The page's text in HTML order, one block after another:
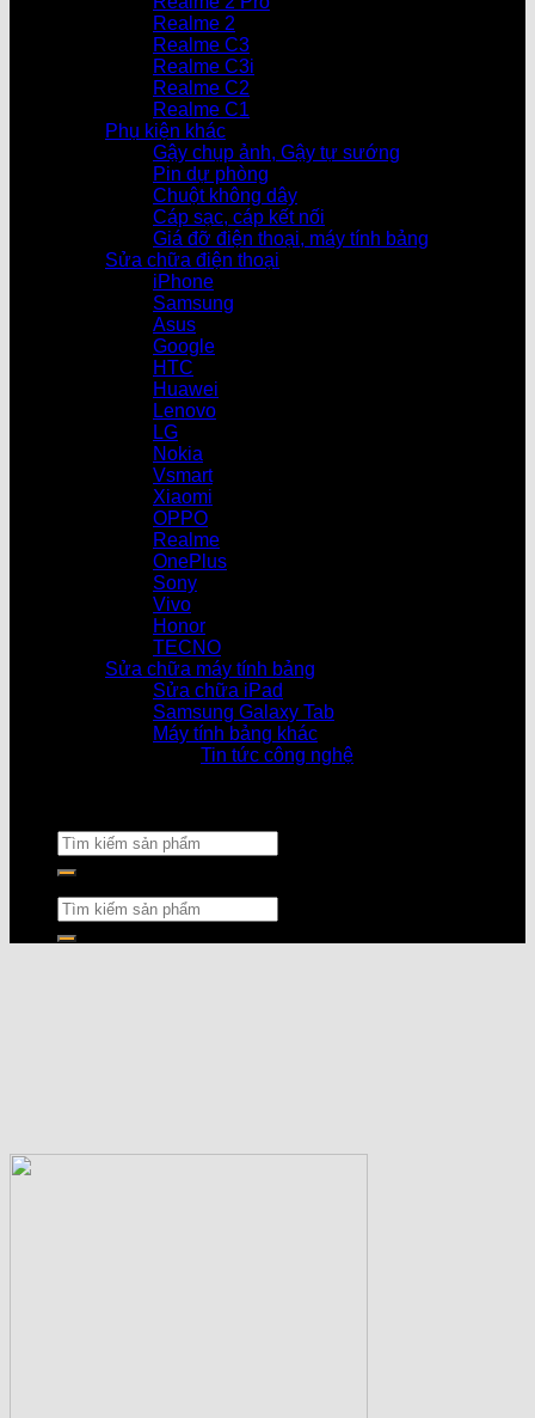
Realme 2
Realme C3
Realme C3i
Realme C2
Realme C1
Phụ kiện khác
Gậy chụp ảnh, Gậy tự sướng
Pin dự phòng
Chuột không dây
Cáp sạc, cáp kết nối
Giá đỡ điện thoại, máy tính bảng
Sửa chữa điện thoại
iPhone
Samsung
Asus
Google
HTC
Huawei
Lenovo
LG
Nokia
Vsmart
Xiaomi
OPPO
Realme
OnePlus
Sony
Vivo
Honor
TECNO
Sửa chữa máy tính bảng
Sửa chữa iPad
Samsung Galaxy Tab
Máy tính bảng khác
Tin tức công nghệ